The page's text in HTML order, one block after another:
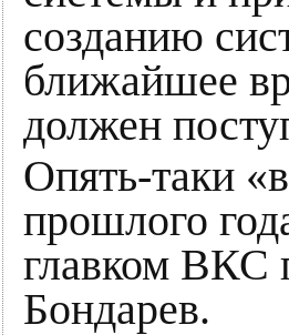
созданию
ближайшее
должен
Опять-таки
прошлого
главком ВКС
Бондарев.